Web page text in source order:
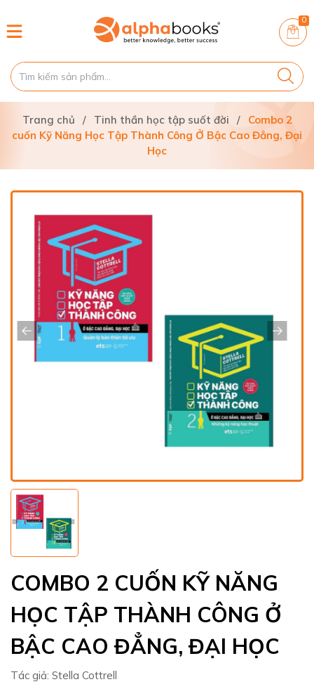
0
Trang chủ / Tinh thần học tập suốt đời /
Combo 2
cuốn Kỹ Năng Học Tập Thành Công Ở Bậc Cao Đẳng, Đại
Học
COMBO 2 CUỐN KỸ NĂNG
HỌC TẬP THÀNH CÔNG Ở
BẬC CAO ĐẲNG, ĐẠI HỌC
Tác giả: Stella Cottrell